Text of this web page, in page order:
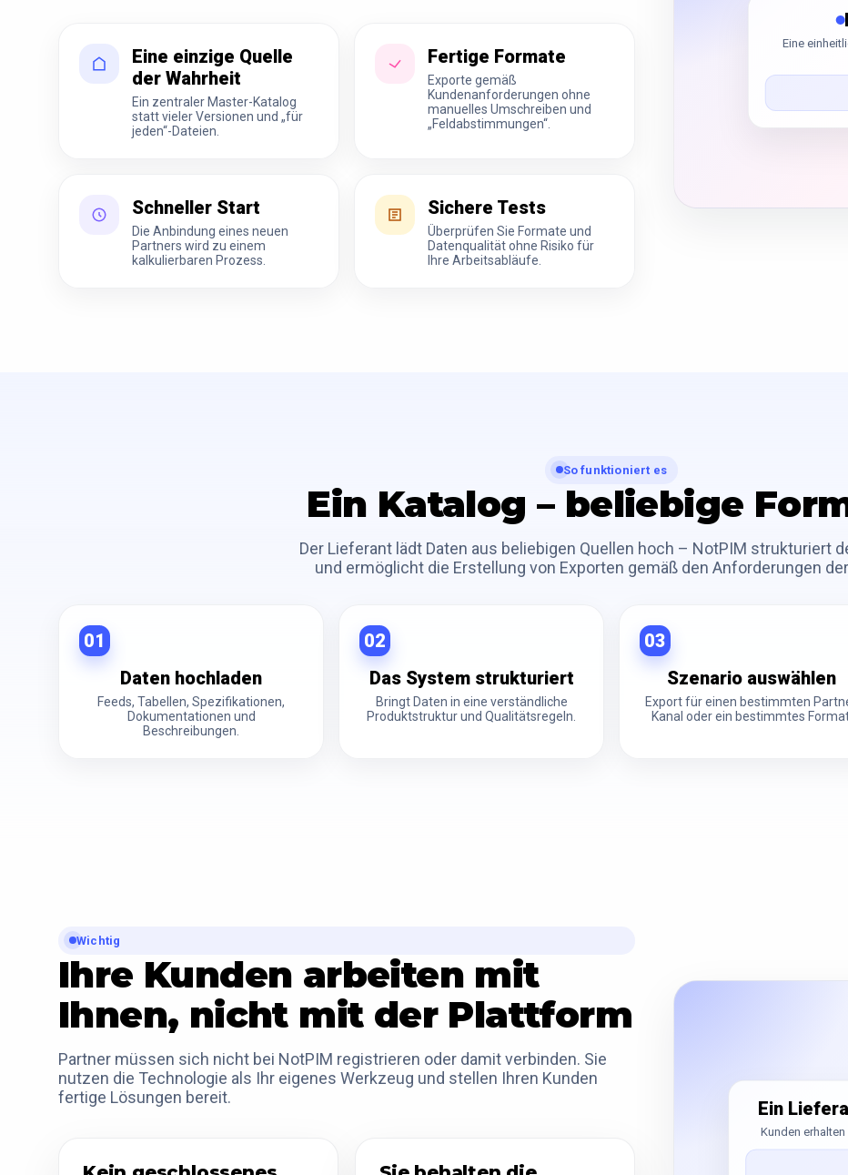
Eine einzige Quelle
der Wahrheit
Ein zentraler Master-Katalog
statt vieler Versionen und „für
jeden“-Dateien.
Fertige Formate
Exporte gemäß
Kundenanforderungen ohne
manuelles Umschreiben und
„Feldabstimmungen“.
Schneller Start
Die Anbindung eines neuen
Partners wird zu einem
kalkulierbaren Prozess.
Sichere Tests
Überprüfen Sie Formate und
Datenqualität ohne Risiko für
Ihre Arbeitsabläufe.
Eine
So funktioniert es
Ein Katalog – beliebige
Der Lieferant lädt Daten aus beliebigen Quellen hoch – NotPIM strukturiert
und ermöglicht die Erstellung von Exporten gemäß den Anforderungen
01
Daten hochladen
Feeds, Tabellen, Spezifikationen,
Dokumentationen und
Beschreibungen.
02
Das System strukturiert
Bringt Daten in eine verständliche
Produktstruktur und Qualitätsregeln.
03
Szenario auswählen
Export für einen bestimmten
Kanal oder ein bestimmtes
Wichtig
Ihre Kunden arbeiten mit
Ihnen, nicht mit der Plattform
Partner müssen sich nicht bei NotPIM registrieren oder damit verbinden. Sie
nutzen die Technologie als Ihr eigenes Werkzeug und stellen Ihren Kunden
fertige Lösungen bereit.
Ein
Kunden